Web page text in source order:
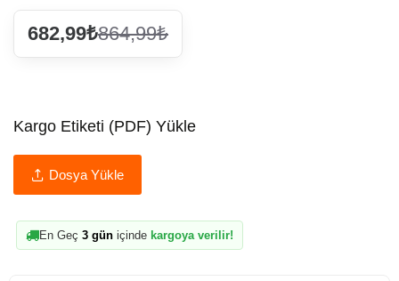
682,99₺864,99₺
Kargo Etiketi (PDF) Yükle
Dosya Yükle
En Geç 3 gün içinde kargoya verilir!